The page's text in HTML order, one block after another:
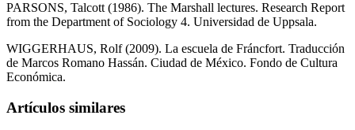
PARSONS, Talcott (1986). The Marshall lectures. Research Report
from the Department of Sociology 4. Universidad de Uppsala.
WIGGERHAUS, Rolf (2009). La escuela de Fráncfort. Traducción
de Marcos Romano Hassán. Ciudad de México. Fondo de Cultura
Económica.
Artículos similares